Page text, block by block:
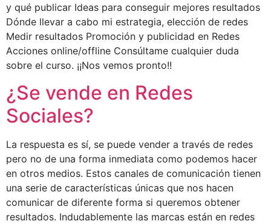
y qué publicar Ideas para conseguir mejores resultados
Dónde llevar a cabo mi estrategia, elección de redes
Medir resultados Promoción y publicidad en Redes
Acciones online/offline Consúltame cualquier duda
sobre el curso. ¡¡Nos vemos pronto!!
¿Se vende en Redes
Sociales?
La respuesta es sí, se puede vender a través de redes
pero no de una forma inmediata como podemos hacer
en otros medios. Estos canales de comunicación tienen
una serie de características únicas que nos hacen
comunicar de diferente forma si queremos obtener
resultados. Indudablemente las marcas están en redes